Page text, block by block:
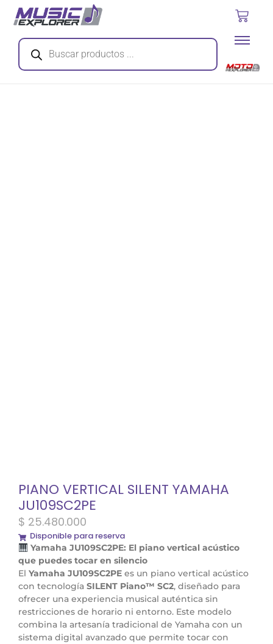
PIANO VERTICAL SILENT YAMAHA
JU109SC2PE
$ 25.480.000
Disponible para reserva
Yamaha JU109SC2PE: El piano vertical acústico
que puedes tocar en silencio
El Yamaha JU109SC2PE es un piano vertical acústico
con tecnología SILENT Piano™ SC2, diseñado para
ofrecer una experiencia musical auténtica sin
restricciones de horario ni entorno. Este modelo
combina la artesanía tradicional de Yamaha con un
sistema digital avanzado que permite tocar con